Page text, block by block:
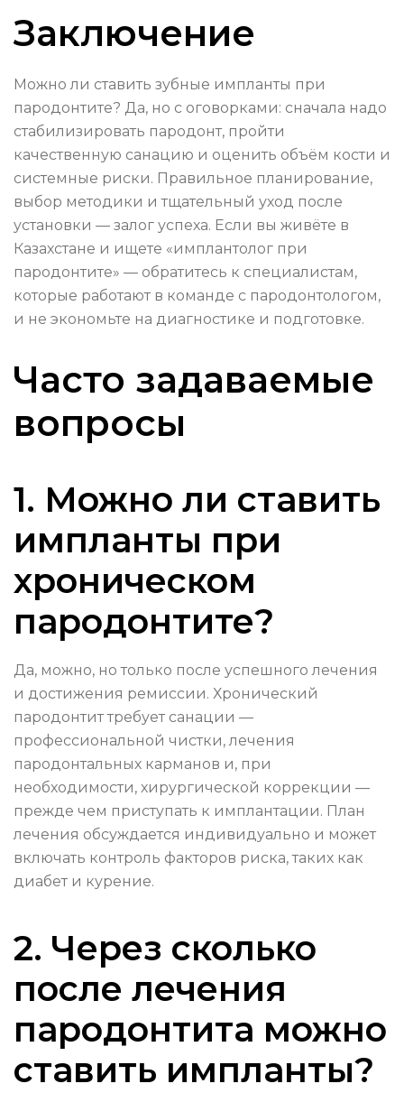
Заключение
Можно ли ставить зубные импланты при
пародонтите? Да, но с оговорками: сначала надо
стабилизировать пародонт, пройти
качественную санацию и оценить объём кости и
системные риски. Правильное планирование,
выбор методики и тщательный уход после
установки — залог успеха. Если вы живёте в
Казахстане и ищете «имплантолог при
пародонтите» — обратитесь к специалистам,
которые работают в команде с пародонтологом,
и не экономьте на диагностике и подготовке.
Часто задаваемые
вопросы
1. Можно ли ставить
импланты при
хроническом
пародонтите?
Да, можно, но только после успешного лечения
и достижения ремиссии. Хронический
пародонтит требует санации —
профессиональной чистки, лечения
пародонтальных карманов и, при
необходимости, хирургической коррекции —
прежде чем приступать к имплантации. План
лечения обсуждается индивидуально и может
включать контроль факторов риска, таких как
диабет и курение.
2. Через сколько
после лечения
пародонтита можно
ставить импланты?